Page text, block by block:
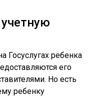
Госуслугах ребенка
его
Но есть
ребенку